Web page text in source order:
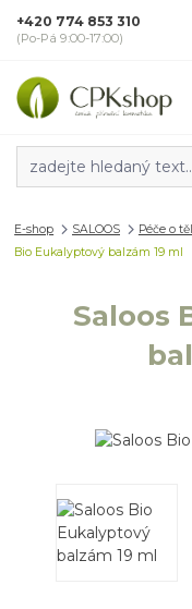
+420 774 853 310
(Po-Pá 9:00-17:00)
E-shop SALOOS Péče o
Bio Eukalyptový balzám 19 ml
Saloos